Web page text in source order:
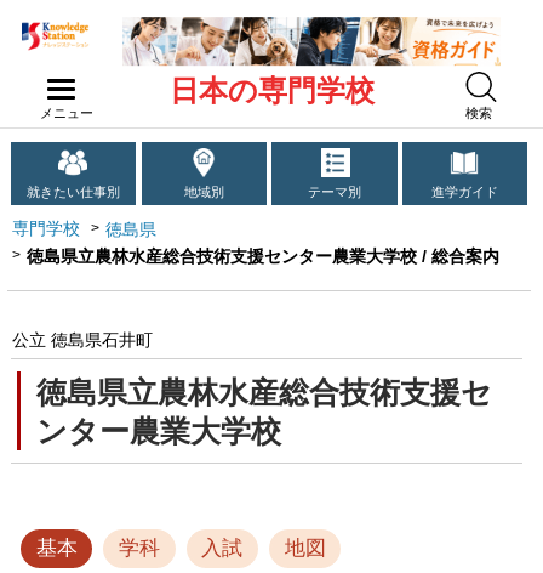
メニュー
日本の専門学校
検索
就きたい仕事別 地域別 テーマ別 進学ガイド
専門学校
徳島県
徳島県立農林水産総合技術支援センター農業大学校 / 総合案内
徳島県立農林水産総合技術支援セ
ンター農業大学校
公立 徳島県石井町
基本 学科 入試 地図